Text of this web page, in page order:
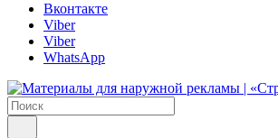
Вконтакте
Viber
Viber
WhatsApp